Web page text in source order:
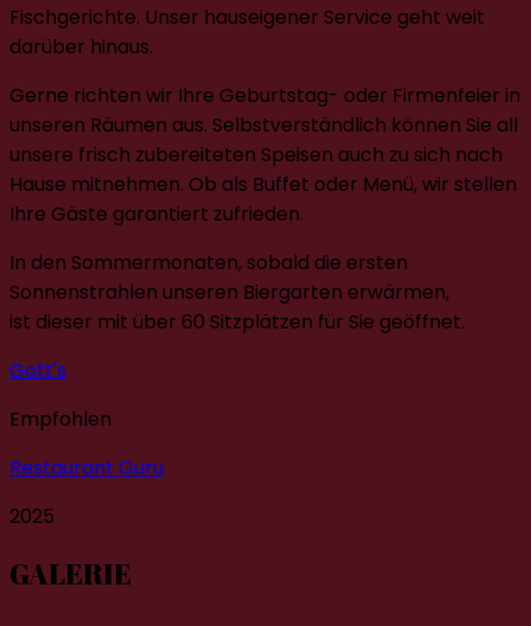
Fischgerichte. Unser hauseigener Service geht weit
darüber hinaus.
Gerne richten wir Ihre Geburtstag- oder Firmenfeier in
unseren Räumen aus. Selbstverständlich können Sie all
unsere frisch zubereiteten Speisen auch zu sich nach
Hause mitnehmen. Ob als Buffet oder Menü, wir stellen
Ihre Gäste garantiert zufrieden.
In den Sommermonaten, sobald die ersten
Sonnenstrahlen unseren Biergarten erwärmen,
ist dieser mit über 60 Sitzplätzen für Sie geöffnet.
Gott's
Empfohlen
Restaurant Guru
2025
GALERIE